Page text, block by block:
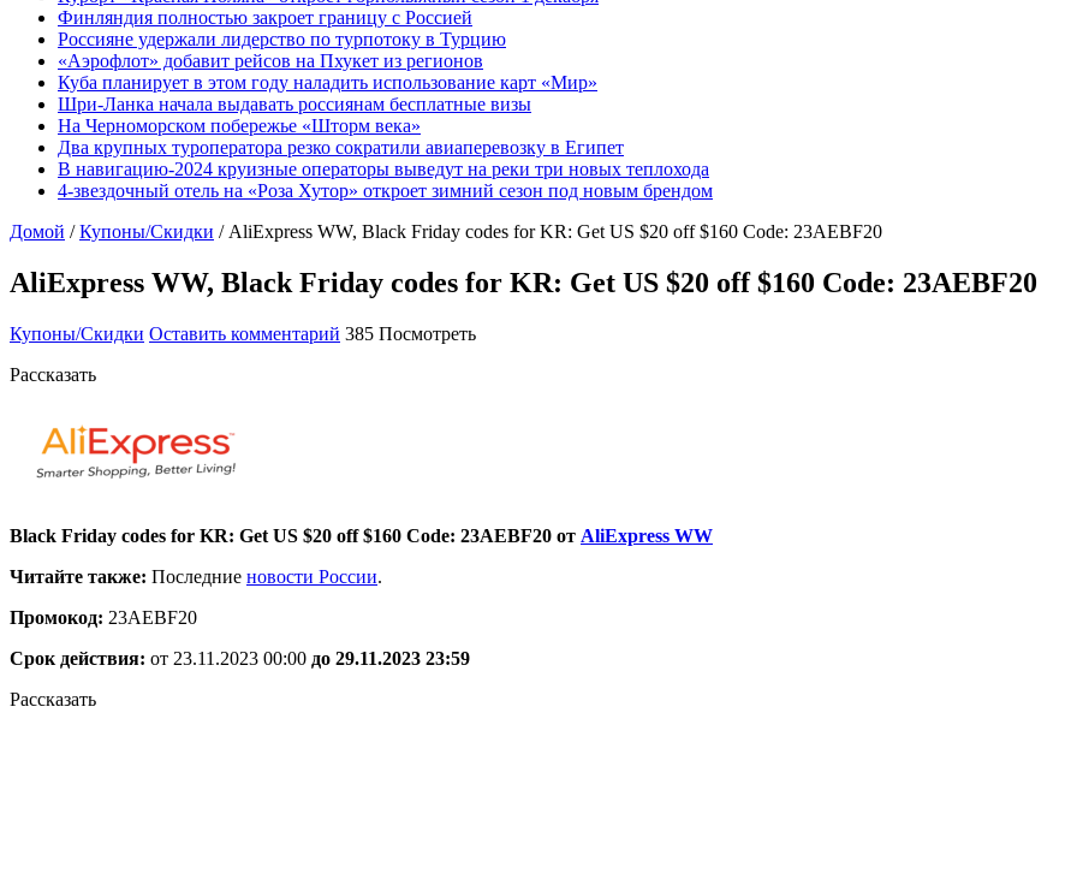
Финляндия полностью закроет границу с Россией
Россияне удержали лидерство по турпотоку в Турцию
«Аэрофлот» добавит рейсов на Пхукет из регионов
Куба планирует в этом году наладить использование карт «Мир»
Шри-Ланка начала выдавать россиянам бесплатные визы
На Черноморском побережье «Шторм века»
Два крупных туроператора резко сократили авиаперевозку в Египет
В навигацию-2024 круизные операторы выведут на реки три новых теплохода
4-звездочный отель на «Роза Хутор» откроет зимний сезон под новым брендом
Домой / Купоны/Скидки / AliExpress WW, Black Friday codes for KR: Get US $20 off $160 Code: 23AEBF20
AliExpress WW, Black Friday codes for KR: Get US $20 off $160 Code: 23AEBF20
Купоны/Скидки Оставить комментарий 385 Посмотреть
Рассказать
Black Friday codes for KR: Get US $20 off $160 Code: 23AEBF20 от AliExpress WW
Читайте также: Последние новости России.
Промокод: 23AEBF20
Срок действия: от 23.11.2023 00:00 до 29.11.2023 23:59
Рассказать